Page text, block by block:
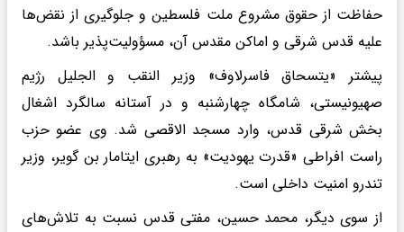
حفاظت از حقوق مشروع ملت فلسطین و جلوگیری از نقض‌ها
علیه قدس شرقی و اماکن مقدس آن، مسؤولیت‌پذیر باشد.
پیشتر «یتسحاق فاسرلاوف» وزیر النقب و الجلیل رژیم
صهیونیستی، شامگاه چهارشنبه و در آستانه سالگرد اشغال
بخش شرقی قدس، وارد مسجد الاقصی شد. وی عضو حزب
راست افراطی «قدرت یهودیت» به رهبری ایتامار بن‌ گویر، وزیر
تندرو امنیت داخلی است.
از سوی دیگر، محمد حسین، مفتی قدس نسبت به تلاش‌های